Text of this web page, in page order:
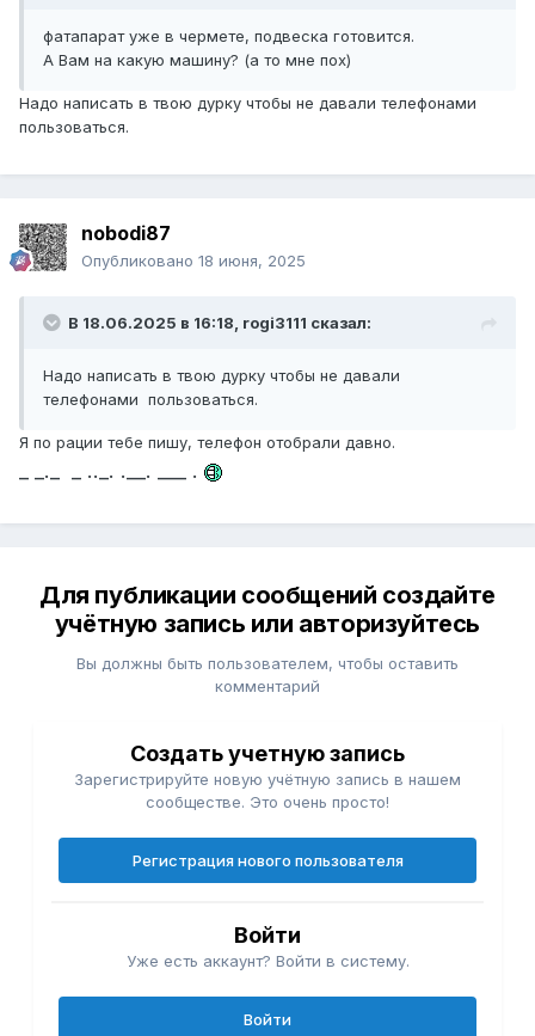
фатапарат уже в чермете, подвеска готовится.
А Вам на какую машину? (а то мне пох)
Надо написать в твою дурку чтобы не давали телефонами
пользоваться.
nobodi87
Опубликовано 18 июня, 2025
В 18.06.2025 в 16:18, rogi3111 сказал:
Надо написать в твою дурку чтобы не давали
телефонами пользоваться.
Я по рации тебе пишу, телефон отобрали давно.
_ _._ _ .._. .__. ___ .
Для публикации сообщений создайте
учётную запись или авторизуйтесь
Вы должны быть пользователем, чтобы оставить
комментарий
Создать учетную запись
Зарегистрируйте новую учётную запись в нашем
сообществе. Это очень просто!
Регистрация нового пользователя
Войти
Уже есть аккаунт? Войти в систему.
Войти